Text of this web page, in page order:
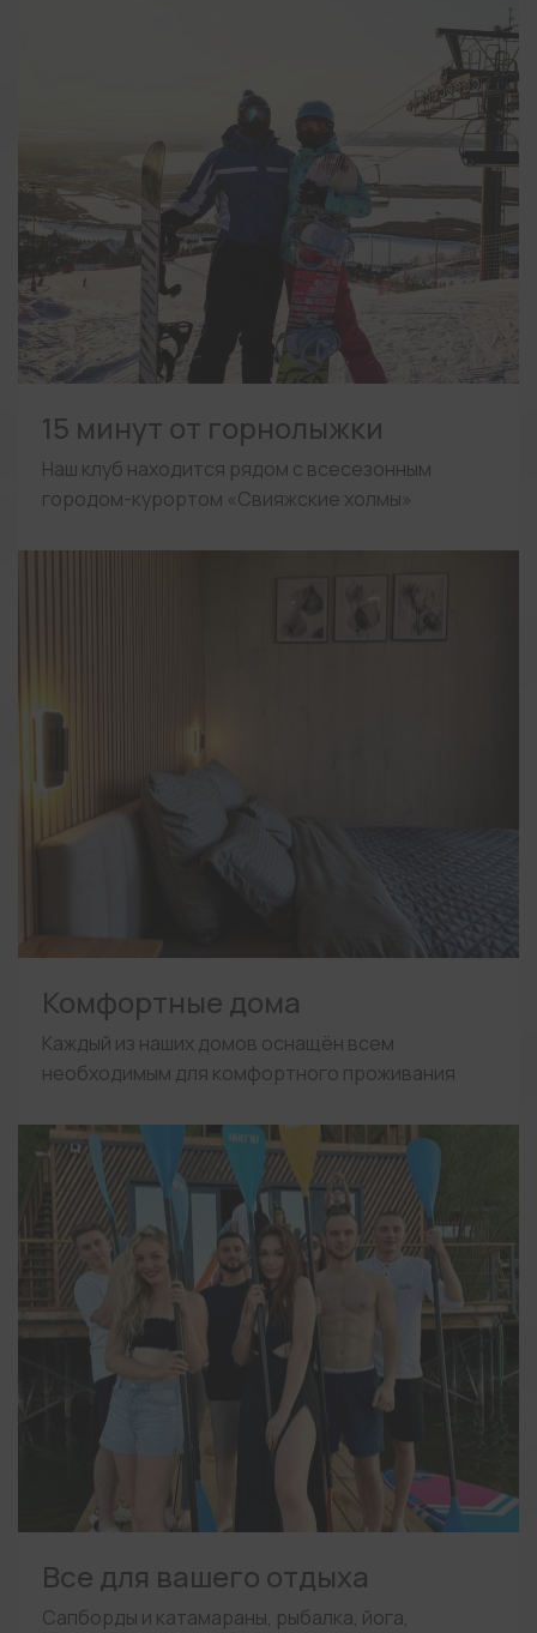
15 минут от горнолыжки
Наш клуб находится рядом с всесезонным
городом-курортом «Свияжские холмы»
Комфортные дома
Каждый из наших домов оснащён всем
необходимым для комфортного проживания
Все для вашего отдыха
Сапборды и катамараны, рыбалка, йога,